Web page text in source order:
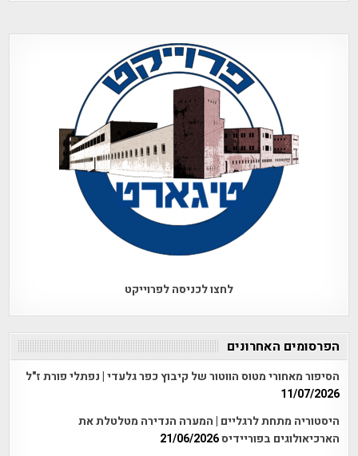
לחצו לכניסה לפרוייקט
הפרסומים האחרונים
הסיפור מאחורי מטוס הווטור של קיבוץ כפר גלעדי | נפתלי פורת ז"ל
11/07/2026
היסטוריה מתחת לרגליים | המערה הנדירה מטלטלת את
הארכיאולוגים בפוריידיס21/06/2026